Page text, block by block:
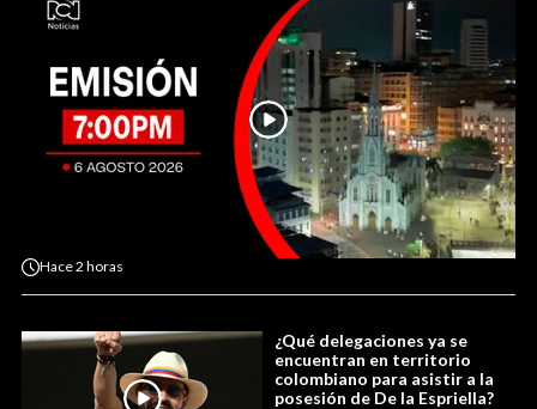
Hace2 horas
¿Qué delegaciones ya se
encuentran en territorio
colombiano para asistir a la
posesión de De la Espriella?